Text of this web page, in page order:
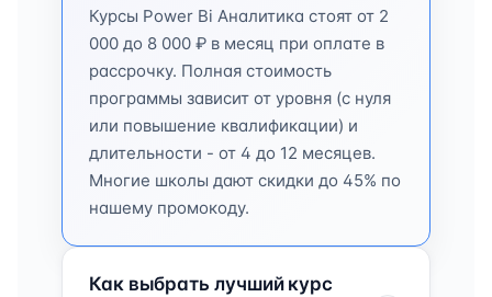
Курсы Power Bi Аналитика стоят от 2
000 до 8 000 ₽ в месяц при оплате в
рассрочку. Полная стоимость
программы зависит от уровня (с нуля
или повышение квалификации) и
длительности - от 4 до 12 месяцев.
Многие школы дают скидки до 45% по
нашему промокоду.
Как выбрать лучший курс